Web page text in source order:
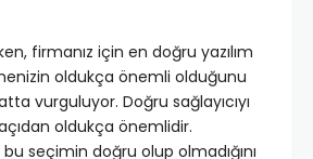
firmanız için en doğru yazılım
oldukça önemli olduğunu
vurguluyor. Doğru sağlayıcıyı
oldukça önemlidir.
seçimin doğru olup olmadığını